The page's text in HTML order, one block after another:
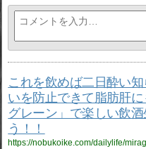
これを飲めば二日酔い
いを防止できて脂肪肝
グレーン」で楽しい飲
う！！
https://nobukoike.com/dailylife/